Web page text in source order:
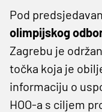
Pod
olimpijskog
Zagrebu je
točka koja je
informaciju o
HOO-a s ciljem